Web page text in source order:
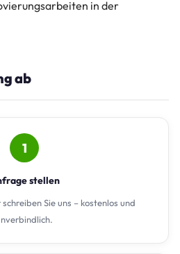
in der
ab
1
stellen
Sie uns – kostenlos und